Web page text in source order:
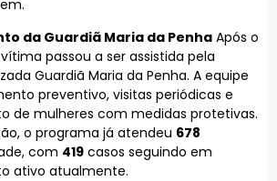
da Guardiã Maria da Penha Após o
passou a ser assistida pela
Guardiã Maria da Penha. A equipe
preventivo, visitas periódicas e
de mulheres com medidas protetivas.
o programa já atendeu 678
com 419 casos seguindo em
ativo atualmente.